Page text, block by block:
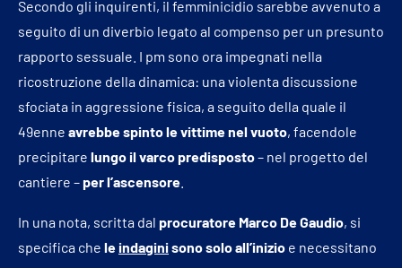
Secondo gli inquirenti, il femminicidio sarebbe avvenuto a
seguito di un diverbio legato al compenso per un presunto
rapporto sessuale. I pm sono ora impegnati nella
ricostruzione della dinamica: una violenta discussione
sfociata in aggressione fisica, a seguito della quale il
49enne avrebbe spinto le vittime nel vuoto, facendole
precipitare lungo il varco predisposto– nel progetto del
cantiere –per l’ascensore
In una nota, scritta dal procuratore Marco De Gaudio, si
specifica che leindaginisono solo all’inizio e necessitano